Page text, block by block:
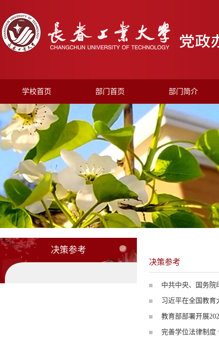
学校首页 部门首页 部门简介
决策参考
决策参考
中共中央、国务院
习近平在全国教育
教育部部署开展
完善学位法律制